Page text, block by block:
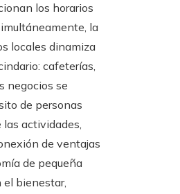
los horarios
la
locales dinamiza
cafeterías,
negocios se
de personas
las actividades,
de ventajas
de pequeña
el bienestar,